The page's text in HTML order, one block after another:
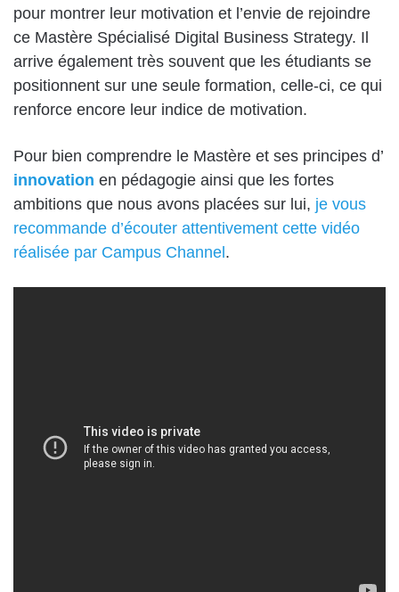
pour montrer leur motivation et l’envie de rejoindre
ce Mastère Spécialisé Digital Business Strategy. Il
arrive également très souvent que les étudiants se
positionnent sur une seule formation, celle-ci, ce qui
renforce encore leur indice de motivation.
Pour bien comprendre le Mastère et ses principes d’
innovation en pédagogie ainsi que les fortes
ambitions que nous avons placées sur lui, je vous
recommande d’écouter attentivement cette vidéo
réalisée par Campus Channel .